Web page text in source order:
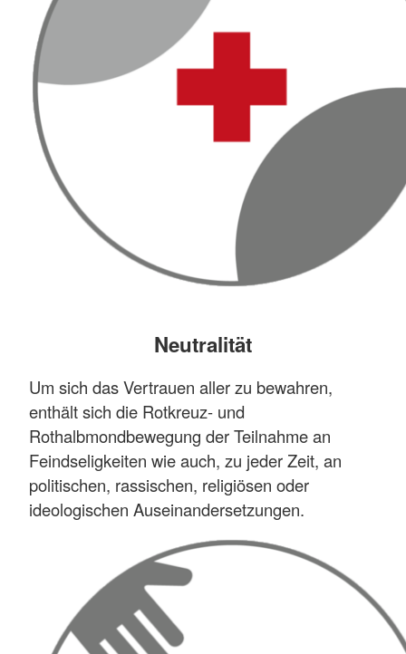
Neutralität
Um sich das Vertrauen aller zu bewahren,
enthält sich die Rotkreuz- und
Rothalbmondbewegung der Teilnahme an
Feindseligkeiten wie auch, zu jeder Zeit, an
politischen, rassischen, religiösen oder
ideologischen Auseinandersetzungen.